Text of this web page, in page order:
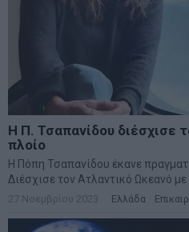
Η Π. Τσαπανίδου διέσχισε
πλοίο
Η Πόπη Τσαπανίδου έκανε
Διέσχισε τον Ατλαντικό Ωκεανό με
27 Νοεμβρίου 2023 Ελλάδα